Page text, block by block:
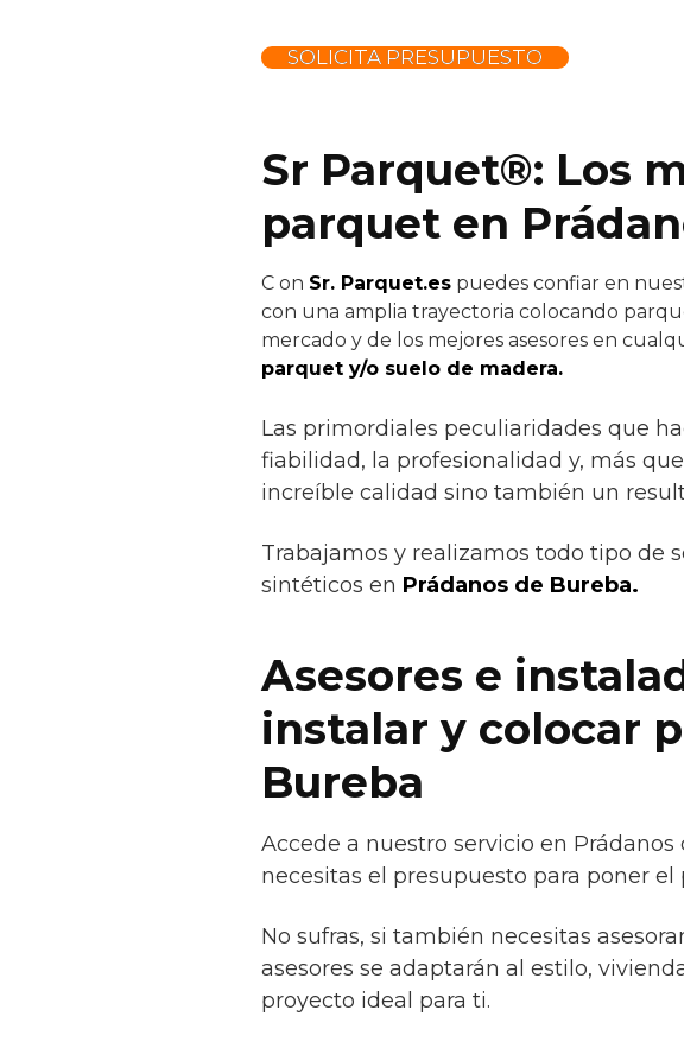
SOLICITA PRESUPUESTO
Sr Parquet®: Los
parquet en
C on Sr. Parquet.es puedes confiar en
con una amplia trayectoria colocando
mercado y de los mejores asesores en
parquet y/o suelo de madera.
Las primordiales peculiaridades que
fiabilidad, la profesionalidad y, más
increíble calidad sino también un
Trabajamos y realizamos todo tipo de
sintéticos en Prádanos de Bureba.
Asesores e
instalar y colocar
Bureba
Accede a nuestro servicio en
necesitas el presupuesto para poner
No sufras, si también necesitas
asesores se adaptarán al estilo,
proyecto ideal para ti.